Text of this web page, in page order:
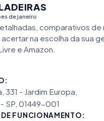
de janeiro
comparativos de
na escolha da sua
e Amazon.
331 - Jardim Europa,
SP, 01449-001
FUNCIONAMENTO: